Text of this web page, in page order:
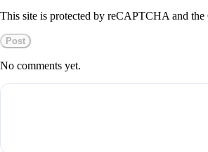
This site is protected by reCAPTCHA and
Post
No comments yet.